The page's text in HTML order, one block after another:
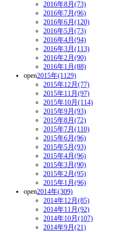
2016年8月(73)
2016年7月(96)
2016年6月(120)
2016年5月(73)
2016年4月(94)
2016年3月(113)
2016年2月(90)
2016年1月(88)
open2015年(1129)
2015年12月(77)
2015年11月(97)
2015年10月(114)
2015年9月(93)
2015年8月(72)
2015年7月(110)
2015年6月(96)
2015年5月(93)
2015年4月(96)
2015年3月(90)
2015年2月(95)
2015年1月(96)
open2014年(309)
2014年12月(85)
2014年11月(92)
2014年10月(107)
2014年9月(21)